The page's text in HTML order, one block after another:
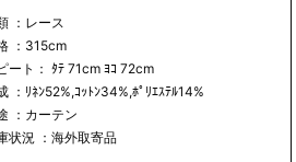
：レース
：315cm
ート： ﾀﾃ 71cm ﾖｺ 72cm
：ﾘﾈﾝ52%,ｺｯﾄﾝ34%,ﾎﾟﾘｴｽﾃﾙ14%
：カーテン
状況 ：海外取寄品